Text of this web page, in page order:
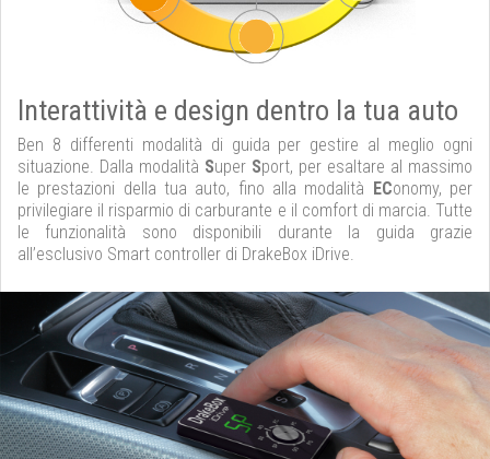
Interattività e design dentro la tua auto
Ben 8 differenti modalità di guida per gestire al meglio ogni
situazione. Dalla modalità Super Sport, per esaltare al massimo
le prestazioni della tua auto, fino alla modalità EConomy, per
privilegiare il risparmio di carburante e il comfort di marcia. Tutte
le funzionalità sono disponibili durante la guida grazie
all’esclusivo Smart controller di DrakeBox iDrive.